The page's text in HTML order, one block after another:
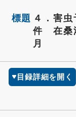
標題 ４．害
件 在桑
月
目録詳細を開く